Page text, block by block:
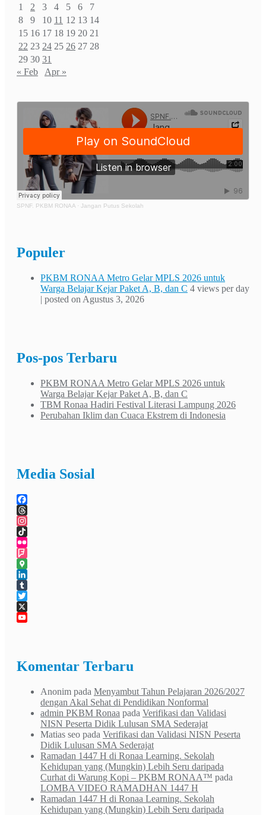
1
2 3 4 5 6
7
8
9 10 11 12 13 14
15 16 17 18 19 20 21
22 23 24 25 26 27 28
29 30 31
« Feb
Apr »
SPNF. PKBM RONAA · Jangan Putus Sekolah
Populer
PKBM RONAA Metro Gelar MPLS 2026 untuk
Warga Belajar Kejar Paket A, B, dan C 4 views per day
| posted on Agustus 3, 2026
Pos-pos Terbaru
PKBM RONAA Metro Gelar MPLS 2026 untuk
Warga Belajar Kejar Paket A, B, dan C
TBM Ronaa Hadiri Festival Literasi Lampung 2026
Perubahan Iklim dan Cuaca Ekstrem di Indonesia
Media Sosial
Facebook
Threads
Instagram
TikTok
Flickr
Foursquare
Google
Maps
LinkedIn
Tumblr
Twitter
X
Komentar Terbaru
Anonim pada Menyambut Tahun Pelajaran 2026/2027
dengan Akal Sehat di Pendidikan Nonformal
admin PKBM Ronaa pada Verifikasi dan Validasi
NISN Peserta Didik Lulusan SMA Sederajat
Matias seo pada Verifikasi dan Validasi NISN Peserta
Didik Lulusan SMA Sederajat
Ramadan 1447 H di Ronaa Learning. Sekolah
Kehidupan yang (Mungkin) Lebih Seru daripada
Curhat di Warung Kopi – PKBM RONAA™ pada
LOMBA VIDEO RAMADHAN 1447 H
Ramadan 1447 H di Ronaa Learning. Sekolah
Kehidupan yang (Mungkin) Lebih Seru daripada